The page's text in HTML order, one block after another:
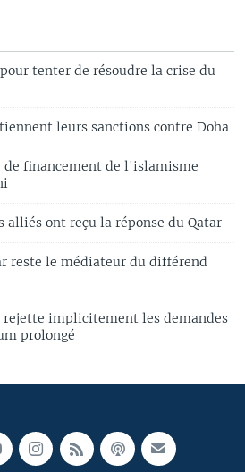
tenter de résoudre la crise du
leurs sanctions contre Doha
de financement de l'islamisme
alliés ont reçu la réponse du Qatar
reste le médiateur du différend
rejette implicitement les demandes
prolongé